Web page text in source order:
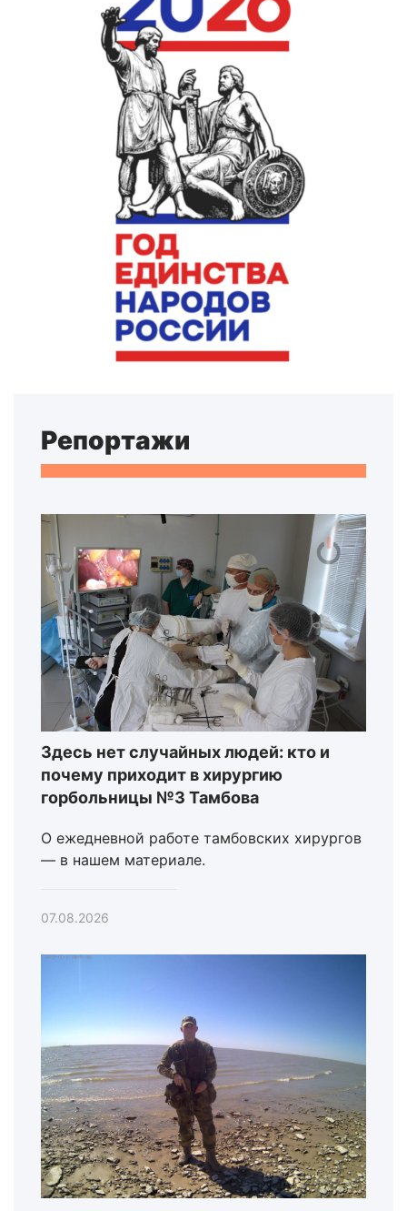
Репортажи
Здесь нет случайных людей: кто и
почему приходит в хирургию
горбольницы №3 Тамбова
О ежедневной работе тамбовских хирургов
— в нашем материале.
07.08.2026